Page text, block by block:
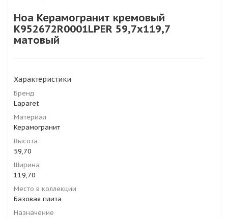
Ноа Керамогранит кремовый
К952672R0001LPЕR 59,7х119,7
матовый
Характеристики
Бренд
Laparet
Материал
Керамогранит
Высота
59,70
Ширина
119,70
Место в коллекции
Базовая плита
Назначение